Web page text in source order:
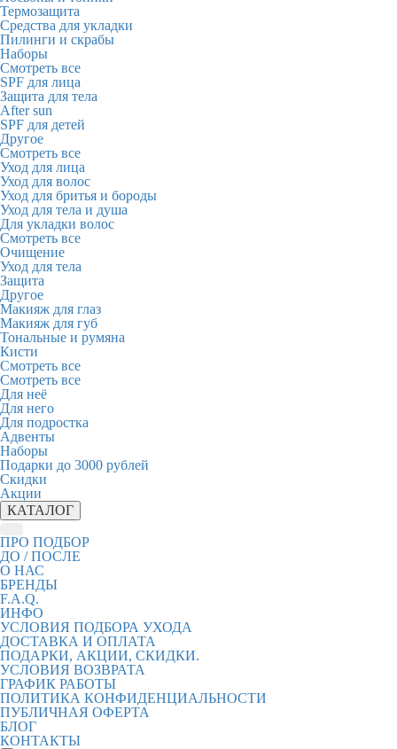
Термозащита
Средства для укладки
Пилинги и скрабы
Наборы
Смотреть все
SPF для лица
Защита для тела
After sun
SPF для детей
Другое
Смотреть все
Уход для лица
Уход для волос
Уход для бритья и бороды
Уход для тела и душа
Для укладки волос
Смотреть все
Очищение
Уход для тела
Защита
Другое
Макияж для глаз
Макияж для губ
Тональные и румяна
Кисти
Смотреть все
Смотреть все
Для неё
Для него
Для подростка
Адвенты
Наборы
Подарки до 3000 рублей
Скидки
Акции
КАТАЛОГ
ПРО ПОДБОР
ДО / ПОСЛЕ
О НАС
БРЕНДЫ
F.A.Q.
ИНФО
УСЛОВИЯ ПОДБОРА УХОДА
ДОСТАВКА И ОПЛАТА
ПОДАРКИ, АКЦИИ, СКИДКИ.
УСЛОВИЯ ВОЗВРАТА
ГРАФИК РАБОТЫ
ПОЛИТИКА КОНФИДЕНЦИАЛЬНОСТИ
ПУБЛИЧНАЯ ОФЕРТА
БЛОГ
КОНТАКТЫ